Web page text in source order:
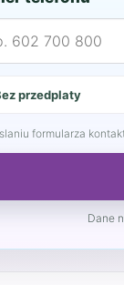
przedplaty
formularza
Dane